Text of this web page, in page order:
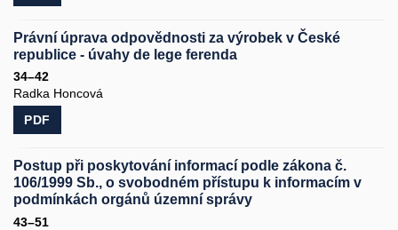
Právní úprava odpovědnosti za výrobek v České
republice - úvahy de lege ferenda
34–42
Radka Honcová
PDF
Postup při poskytování informací podle zákona č.
106/1999 Sb., o svobodném přístupu k informacím v
podmínkách orgánů územní správy
43–51